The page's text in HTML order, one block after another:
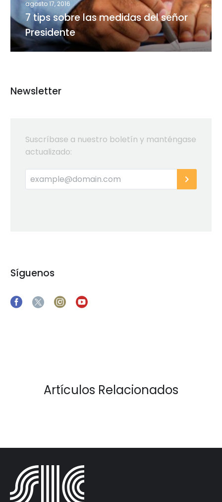
señor
Presidente
agosto 17, 2016
7 tips sobre las medidas del señor
Presidente
Newsletter
Suscríbase a nuestro boletín y manténgase
actualizado:
Síguenos
Artículos Relacionados